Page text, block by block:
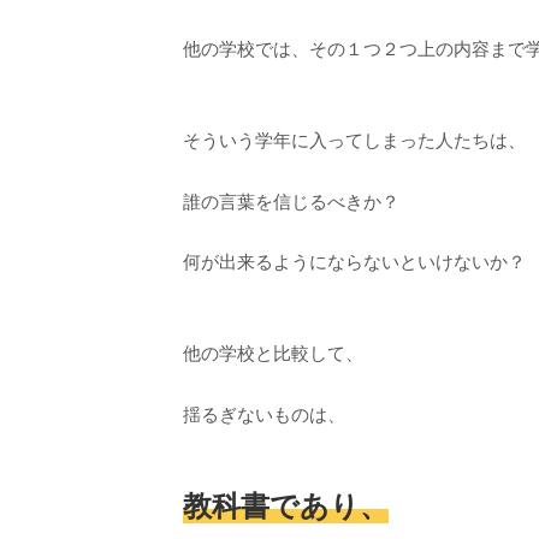
他の学校では、その１つ２つ上の内容まで
そういう学年に入ってしまった人たちは、
誰の言葉を信じるべきか？
何が出来るようにならないといけないか？
他の学校と比較して、
揺るぎないものは、
教科書であり、